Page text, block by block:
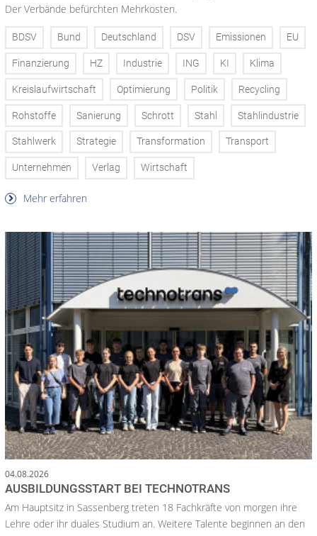
Der Verbände befürchten Mehrkosten.
BDSV Bund Deutschland DSV Emissionen EU
Finanzierung HZ Industrie ING KI Klima
Kreislaufwirtschaft Optimierung Politik Recycling
Rohstoffe Sanierung Schrott Stahl Stahlindustrie
Stahlwerk Strategie Transformation Transport
Unternehmen Verlag Wirtschaft
Mehr erfahren
04.08.2026
AUSBILDUNGSSTART BEI TECHNOTRANS
Am Hauptsitz in Sassenberg treten 18 Fachkräfte von morgen ihre
Lehre oder ihr duales Studium an. Weitere Talente beginnen an den